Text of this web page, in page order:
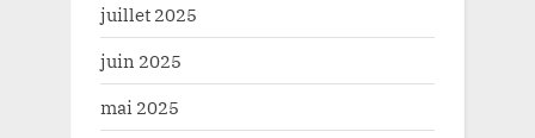
juillet 2025
juin 2025
mai 2025